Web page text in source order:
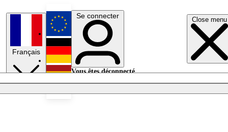
Close menu
Français
English
Deutsch
Se connecter
Vous êtes déconnecté.